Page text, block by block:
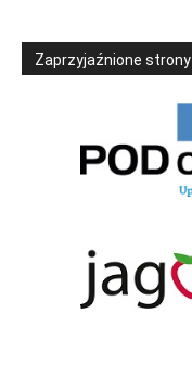
Zaprzyjaźnione strony